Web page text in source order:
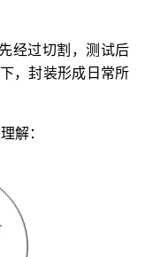
经过切割，测试后
，封装形成日常所
解：